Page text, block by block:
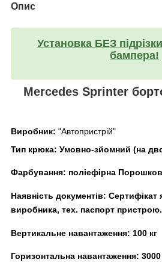
Опис
Установка БЕЗ
бампера!
Mercedes Sprinter
Виробник: "Автопристрій"
Тип крюка: Умовно-зйомний (на
Фарбування: поліефірна
Наявність документів: Сертифікат
виробника, тех. паспорт пристрою.
Вертикальне навантаження: 100 кг
Горизонтальна навантаження: 3000